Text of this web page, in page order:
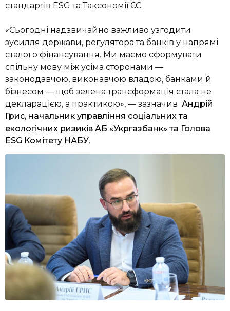
стандартів ESG та Таксономії ЄС.
«Сьогодні надзвичайно важливо узгодити
зусилля держави, регулятора та банків у напрямі
сталого фінансування. Ми маємо сформувати
спільну мову між усіма сторонами —
законодавчою, виконавчою владою, банками й
бізнесом — щоб зелена трансформація стала не
декларацією, а практикою», — зазначив Андрій
Грис, начальник управління соціальних та
екологічних ризиків АБ «Укргазбанк» та Голова
ESG Комітету НАБУ.